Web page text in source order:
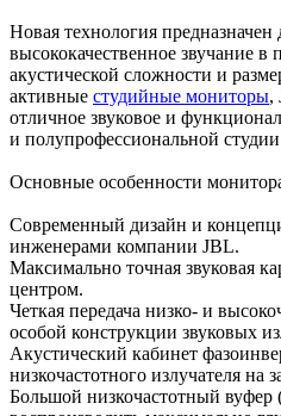
Новая технология предназначен
высококачественное звучание
акустической сложности и
активные студийные мониторы,
отличное звуковое и
и полупрофессиональной студии
Основные особенности
Современный дизайн и
инженерами компании JBL.
Максимально точная звуковая
центром.
Четкая передача низко- и
особой конструкции звуковых
Акустический кабинет
низкочастотного излучателя на
Большой низкочастотный вуфер